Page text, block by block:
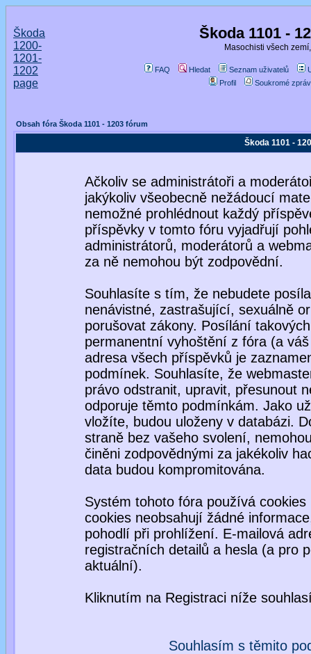
Škoda
1200-
1201-
1202
page
Škoda 1101 -
Masochisti všech
FAQ Hledat Seznam uživatelů
Profil
Soukromé
Obsah fóra Škoda 1101 - 1203 fórum
Škoda 1101 -
Ačkoliv se administrátoři a
jakýkoliv všeobecně nežádoucí
nemožné prohlédnout každý
příspěvky v tomto fóru vyjadřují
administrátorů, moderátorů a
za ně nemohou být zodpovědní.
Souhlasíte s tím, že nebudete
nenávistné, zastrašující, sexuálně
porušovat zákony. Posílání
permanentní vyhoštění z fóra (a
adresa všech příspěvků je
podmínek. Souhlasíte, že
právo odstranit, upravit, přesunout
odporuje těmto podmínkám. Jako
vložíte, budou uloženy v databázi.
straně bez vašeho svolení,
činěni zodpovědnými za jakékoliv
data budou kompromitována.
Systém tohoto fóra používá
cookies neobsahují žádné
pohodlí při prohlížení. E-mailová
registračních detailů a hesla (a pro
aktuální).
Kliknutím na Registraci níže
Souhlasím s těmito